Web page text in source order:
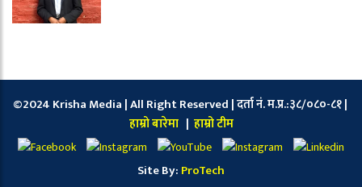
©2024 Krisha Media | All Right Reserved | दर्ता नं. म.प्र.:३८/०८०-८१ |
हाम्रो बारेमा | हाम्रो टीम
Site By: ProTech